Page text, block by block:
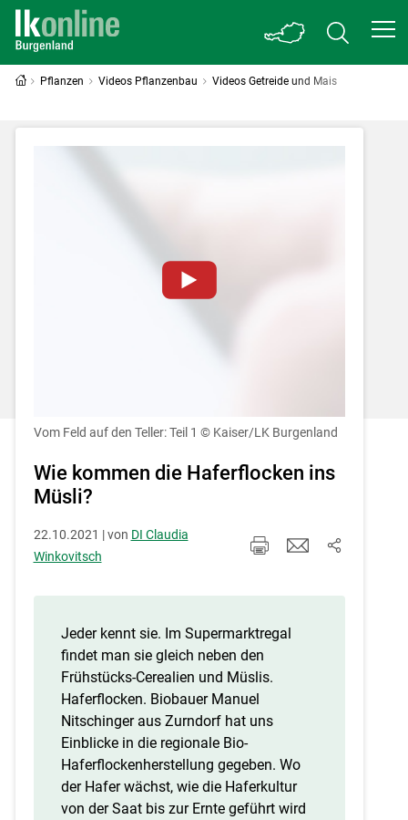
Pflanzen Videos Pflanzenbau Videos Getreide und Mais
Einstellungen jederzeit einsehen und
korrigieren
Cookies Einstellungen
Vom Feld auf den Teller: Teil 1 © Kaiser/LK Burgenland
Wie kommen die Haferflocken ins
Müsli?
22.10.2021 | von DI Claudia
Winkovitsch
Jeder kennt sie. Im Supermarktregal
findet man sie gleich neben den
Frühstücks-Cerealien und Müslis.
Haferflocken. Biobauer Manuel
Nitschinger aus Zurndorf hat uns
Einblicke in die regionale Bio-
Haferflockenherstellung gegeben. Wo
der Hafer wächst, wie die Haferkultur
von der Saat bis zur Ernte geführt wird